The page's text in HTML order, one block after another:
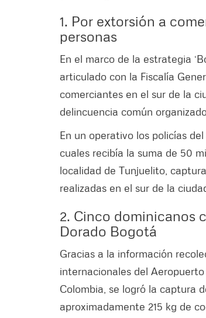
1. Por extorsión a
personas
En el marco de la estrategia
articulado con la Fiscalía
comerciantes en el sur de la
delincuencia común organizado
En un operativo los policías
cuales recibía la suma de 50
localidad de Tunjuelito,
realizadas en el sur de la
2. Cinco dominicanos
Dorado Bogotá
Gracias a la información
internacionales del
Colombia, se logró la captura
aproximadamente 215 kg de